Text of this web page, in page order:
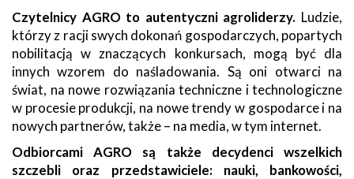
Czytelnicy AGRO to autentyczni agroliderzy. Ludzie,
którzy z racji swych dokonań gospodarczych, popartych
nobilitacją w znaczących konkursach, mogą być dla
innych wzorem do naśladowania. Są oni otwarci na
świat, na nowe rozwiązania techniczne i technologiczne
w procesie produkcji, na nowe trendy w gospodarce i na
nowych partnerów, także – na media, w tym internet.
Odbiorcami AGRO są także decydenci wszelkich
szczebli oraz przedstawiciele: nauki, bankowości,